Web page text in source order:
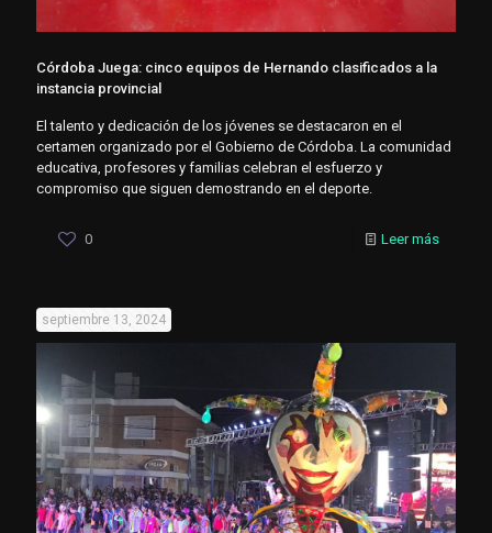
Córdoba Juega: cinco equipos de Hernando clasificados a la
instancia provincial
El talento y dedicación de los jóvenes se destacaron en el
certamen organizado por el Gobierno de Córdoba. La comunidad
educativa, profesores y familias celebran el esfuerzo y
compromiso que siguen demostrando en el deporte.
0 Leer más
septiembre 13, 2024